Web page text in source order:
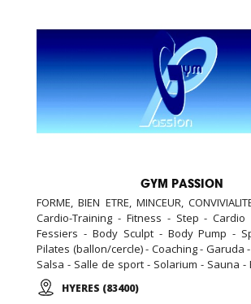
GYM PASSION
FORME, BIEN ETRE, MINCEUR,
Cardio-Training - Fitness - Step -
Fessiers - Body Sculpt - Body Pump -
Pilates (ballon/cercle) - Coaching - Garuda
Salsa - Salle de sport - Solarium - Sauna -
N'hésitez pas à nous rendre visite, la
gratuite! Pour toute inscription, l'accès au
HYERES (83400)